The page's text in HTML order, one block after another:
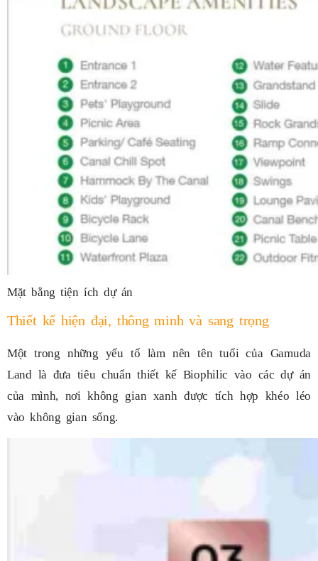
Mặt bằng tiện ích dự án
Thiết kế hiện đại, thông minh và sang trọng
Một trong những yếu tố làm nên tên tuổi của Gamuda
Land là đưa tiêu chuẩn thiết kế Biophilic vào các dự án
của mình, nơi không gian xanh được tích hợp khéo léo
vào không gian sống.